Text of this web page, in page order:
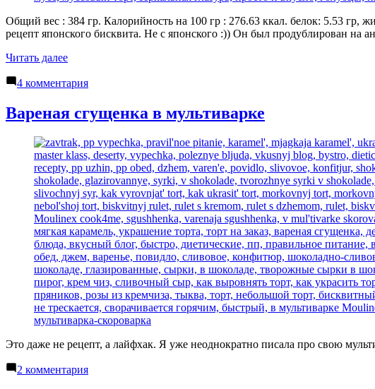
Общий вес : 384 гр. Калорийность на 100 гр : 276.63 ккал. белок: 5.53 гр,
рецепт японского бисквита. Не с японского :)) Он был продублирован на
Читать далее«Шифоновый
«Японский»»
4 комментарияк
бисквит
Вареная сгущенка в мультиварке
Это даже не рецепт, а лайфхак. Я уже неоднократно писала про свою
2 комментарияк